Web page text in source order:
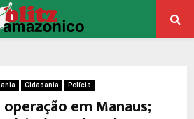
Cidadania Polícia
em Manaus;